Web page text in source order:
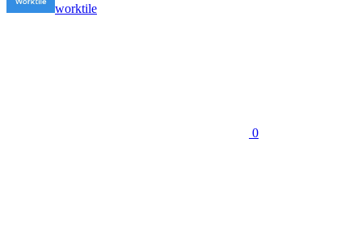
worktile
0